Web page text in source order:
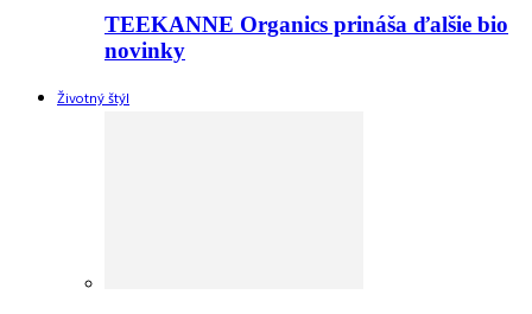
TEEKANNE Organics prináša ďalšie bio
novinky
Životný štýl